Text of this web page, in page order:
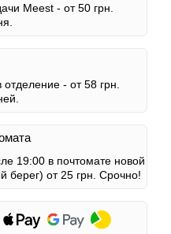
Meest - от 50 грн.
отделение - от 58 грн.
19:00 в почтомате новой
берег) от 25 грн. Срочно!